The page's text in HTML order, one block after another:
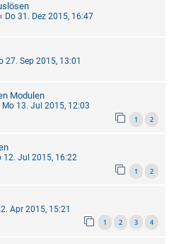
Do 31. Dez 2015, 16:47
27. Sep 2015, 13:01
Modulen
Mo 13. Jul 2015, 12:03
1 2
12. Jul 2015, 16:22
1 2
Apr 2015, 15:21
1 2 3 4